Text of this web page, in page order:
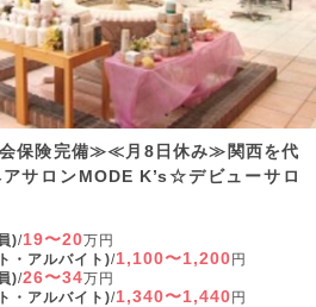
会保険完備≫≪月8日休み≫関西を代
サロンMODE K’s☆デビューサロ
)/19〜20万円
・アルバイト)/1,100〜1,200円
)/26〜34万円
・アルバイト)/1,340〜1,440円